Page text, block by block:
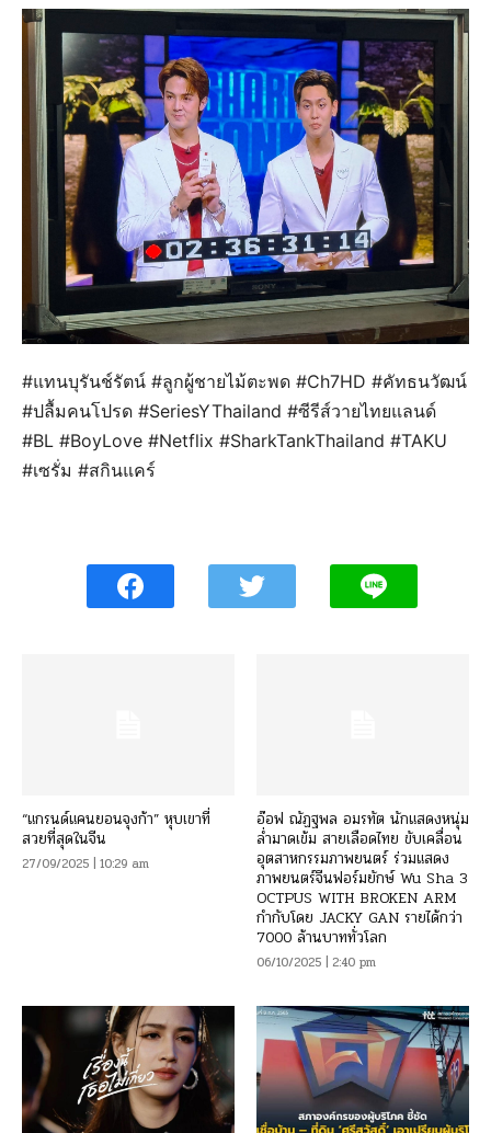
#แทนบุรันช์รัตน์ #ลูกผู้ชายไม้ตะพด #Ch7HD #คัทธนวัฒน์
#ปลื้มคนโปรด #SeriesYThailand #ซีรีส์วายไทยแลนด์
#BL #BoyLove #Netflix #SharkTankThailand #TAKU
#เซรั่ม #สกินแคร์
“แกรนด์แคนยอนจุงก้า” หุบเขาที่
สวยที่สุดในจีน
27/09/2025 | 10:29 am
อ๊อฟ ณัฏฐพล อมรทัต นักแสดงหนุ่ม
ล่ำมาดเข้ม สายเลือดไทย ขับเคลื่อน
อุตสาหกรรมภาพยนตร์ ร่วมแสดง
ภาพยนตร์จีนฟอร์มยักษ์ Wu Sha 3
OCTPUS WITH BROKEN ARM
กำกับโดย JACKY GAN รายได้กว่า
7000 ล้านบาททั่วโลก
06/10/2025 | 2:40 pm